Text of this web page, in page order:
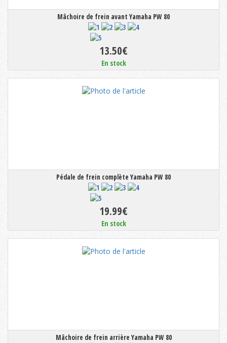
Mâchoire de frein avant Yamaha PW 80
13.50€
En stock
Pédale de frein complète Yamaha PW 80
19.99€
En stock
Mâchoire de frein arrière Yamaha PW 80